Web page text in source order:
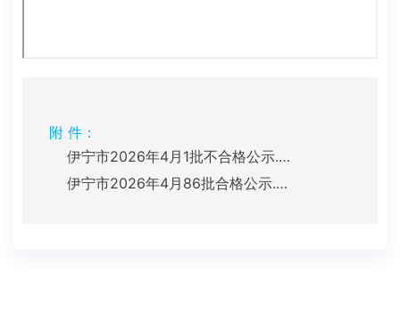
附 件：
伊宁市2026年4月1批不合格公示.pdf
伊宁市2026年4月86批合格公示.pdf